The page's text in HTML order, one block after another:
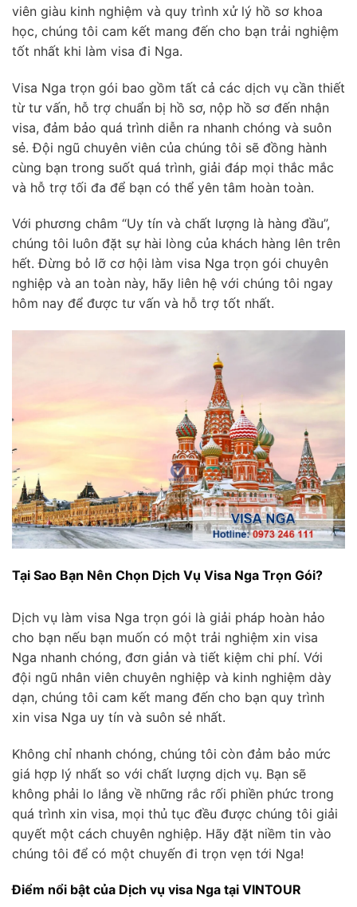
viên giàu kinh nghiệm và quy trình xử lý hồ sơ khoa
học, chúng tôi cam kết mang đến cho bạn trải nghiệm
tốt nhất khi làm visa đi Nga.
Visa Nga trọn gói bao gồm tất cả các dịch vụ cần thiết
từ tư vấn, hỗ trợ chuẩn bị hồ sơ, nộp hồ sơ đến nhận
visa, đảm bảo quá trình diễn ra nhanh chóng và suôn
sẻ. Đội ngũ chuyên viên của chúng tôi sẽ đồng hành
cùng bạn trong suốt quá trình, giải đáp mọi thắc mắc
và hỗ trợ tối đa để bạn có thể yên tâm hoàn toàn.
Với phương châm “Uy tín và chất lượng là hàng đầu”,
chúng tôi luôn đặt sự hài lòng của khách hàng lên trên
hết. Đừng bỏ lỡ cơ hội làm visa Nga trọn gói chuyên
nghiệp và an toàn này, hãy liên hệ với chúng tôi ngay
hôm nay để được tư vấn và hỗ trợ tốt nhất.
Tại Sao Bạn Nên Chọn Dịch Vụ Visa Nga Trọn Gói?
Dịch vụ làm visa Nga trọn gói là giải pháp hoàn hảo
cho bạn nếu bạn muốn có một trải nghiệm xin visa
Nga nhanh chóng, đơn giản và tiết kiệm chi phí. Với
đội ngũ nhân viên chuyên nghiệp và kinh nghiệm dày
dạn, chúng tôi cam kết mang đến cho bạn quy trình
xin visa Nga uy tín và suôn sẻ nhất.
Không chỉ nhanh chóng, chúng tôi còn đảm bảo mức
giá hợp lý nhất so với chất lượng dịch vụ. Bạn sẽ
không phải lo lắng về những rắc rối phiền phức trong
quá trình xin visa, mọi thủ tục đều được chúng tôi giải
quyết một cách chuyên nghiệp. Hãy đặt niềm tin vào
chúng tôi để có một chuyến đi trọn vẹn tới Nga!
Điểm nổi bật của Dịch vụ visa Nga tại VINTOUR